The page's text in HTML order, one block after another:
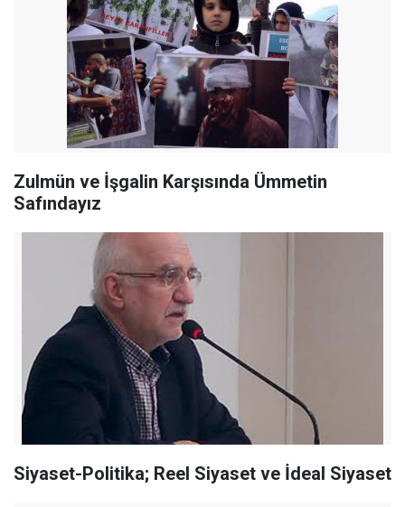
Zulmün ve İşgalin Karşısında Ümmetin
Safındayız
Siyaset-Politika; Reel Siyaset ve İdeal Siyaset